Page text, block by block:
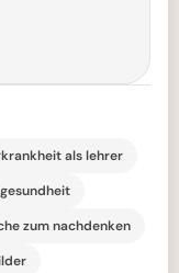
als lehrer
zum nachdenken